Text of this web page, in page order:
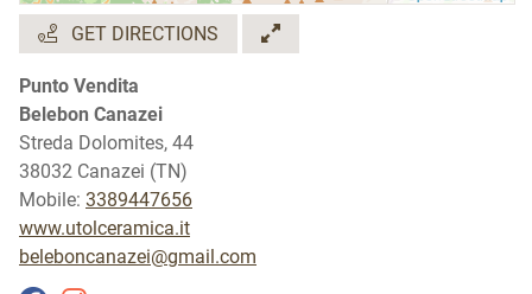
GET DIRECTIONS
Punto Vendita
Belebon Canazei
Streda Dolomites, 44
38032 Canazei (TN)
Mobile: 3389447656
www.utolceramica.it
beleboncanazei@gmail.com